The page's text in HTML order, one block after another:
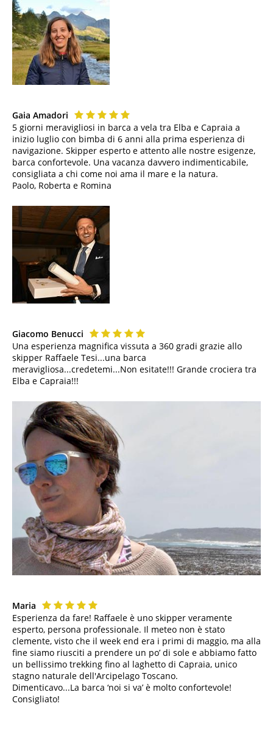
Gaia Amadori
5 giorni meravigliosi in barca a vela tra Elba e Capraia a
inizio luglio con bimba di 6 anni alla prima esperienza di
navigazione. Skipper esperto e attento alle nostre esigenze,
barca confortevole. Una vacanza davvero indimenticabile,
consigliata a chi come noi ama il mare e la natura.
Paolo, Roberta e Romina
Giacomo Benucci
Una esperienza magnifica vissuta a 360 gradi grazie allo
skipper Raffaele Tesi...una barca
meravigliosa...credetemi...Non esitate!!! Grande crociera tra
Elba e Capraia!!!
Maria
Esperienza da fare! Raffaele è uno skipper veramente
esperto, persona professionale. Il meteo non è stato
clemente, visto che il week end era i primi di maggio, ma alla
fine siamo riusciti a prendere un po’ di sole e abbiamo fatto
un bellissimo trekking fino al laghetto di Capraia, unico
stagno naturale dell'Arcipelago Toscano.
Dimenticavo...La barca ‘noi si va’ è molto confortevole!
Consigliato!